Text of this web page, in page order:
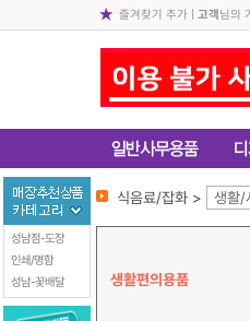
즐겨찾기 추가| 고객님의
식음료/잡화 > 생활/
생활편의용품
성남점-도장
인쇄/명함
성남-꽃배달